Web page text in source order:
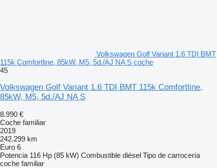
Volkswagen Golf Variant 1.6 TDI BMT
115k Comfortline, 85kW, M5, 5d./AJ NA S coche
45
Volkswagen Golf Variant 1.6 TDI BMT 115k Comfortline,
85kW, M5, 5d./AJ NA S
8.990 €
Coche familiar
2019
242.299 km
Euro 6
Potencia 116 Hp (85 kW) Combustible diésel Tipo de carrocería
coche familiar